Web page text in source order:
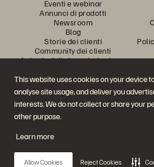
This website uses cookies on your device
analyse site usage, and deliver you
interests. We do not collect or share your
other purpose.
Learn more
Allow Cookies Reject Cookies
Eventi e webinar
Annunci di prodotti
Newsroom
Blog
Storie dei clienti
Community dei clienti
Articolo della knowledge base
Partecipa alla
Segui tutti i canali social
© 2026 Everpure, Inc. Tutti i